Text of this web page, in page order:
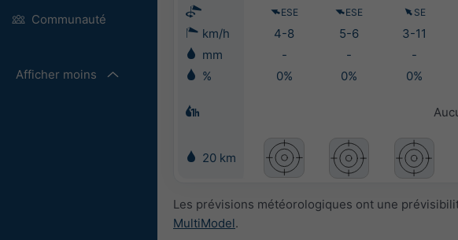
Communauté
Afficher moins
ESE ESE SE
km/h 4-8 5-6 3-11
mm
- - -
%
0% 0% 0%
20 km
Les prévisions météorologiques ont une
MultiModel.